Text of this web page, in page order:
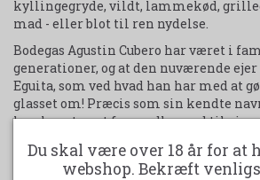
kyllingegryde, vildt, lammekød,
mad - eller blot til ren nydelse.
Bodegas Agustin Cubero har været i
generationer, og at den nuværende ejer
Eguita, som ved hvad han har med at
glasset om! Præcis som sin kendte
han kunsten at forvandle vand til vin
En kasse indeholder 6 flasker af 14,5%
Du skal være over 18 år for at
webshop. Bekræft